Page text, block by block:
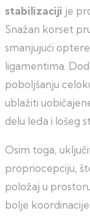
stabilizaciji je
Snažan korset
smanjujući
ligamentima.
poboljšanju
ublažiti
delu leđa i lošeg
Osim toga,
propriocepciju,
položaj u
bolje